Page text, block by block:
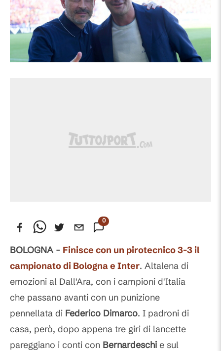
0
BOLOGNA - Finisce con un pirotecnico 3-3 il
campionato di Bologna e Inter. Altalena di
emozioni al Dall'Ara, con i campioni d'Italia
che passano avanti con un punizione
pennellata di Federico Dimarco. I padroni di
casa, però, dopo appena tre giri di lancette
pareggiano i conti con Bernardeschi e sul